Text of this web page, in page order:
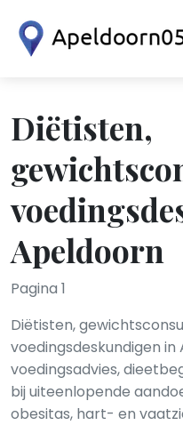
Diëtisten,
Apeldoorn
Pagina 1
Diëtisten,
voedingsdeskundigen
voedingsadvies,
bij uiteenlopende
obesitas, hart- en